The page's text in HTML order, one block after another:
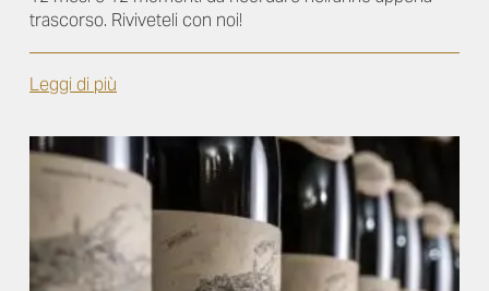
trascorso. Riviveteli con noi!
Leggi di più